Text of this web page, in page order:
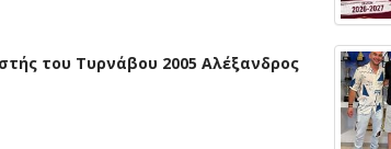
του Τυρνάβου 2005 Αλέξανδρος